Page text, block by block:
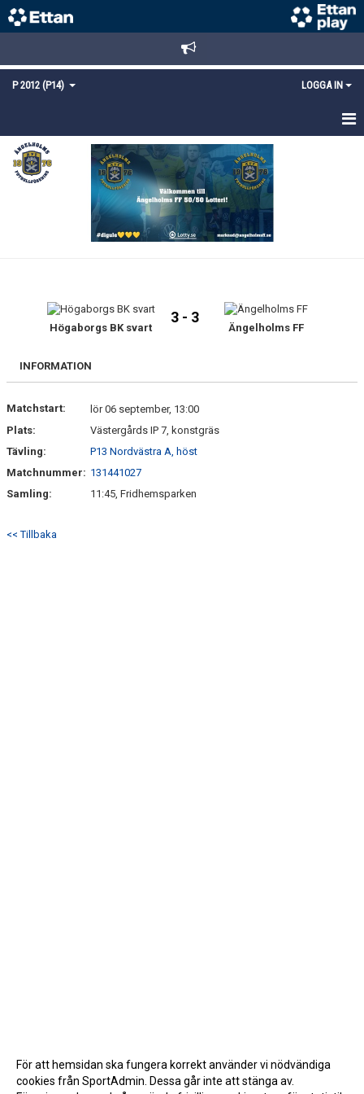
P 2012 (P14) LOGGA IN
HEM
TRUPPEN
Högaborgs BK svart
3 - 3
Ängelholms FF
INFORMATION
Matchstart:
lör 06 september, 13:00
Plats:
Västergårds IP 7, konstgräs
Tävling:
P13 Nordvästra A, höst
Matchnummer: 131441027
Samling:
11:45, Fridhemsparken
<< Tillbaka
För att hemsidan ska fungera korrekt använder vi nödvändiga
cookies från SportAdmin. Dessa går inte att stänga av.